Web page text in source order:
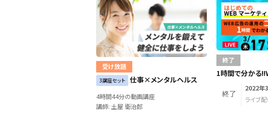
受け放題
3講座セット 仕事×メンタルヘルス
4時間44分の動画講座
講師: 土屋 衛治郎
終了
1時間で分かる
終了
2022年
ライブ配